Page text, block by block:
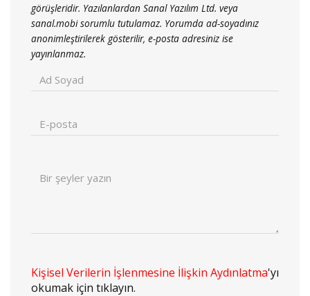
görüşleridir. Yazılanlardan Sanal Yazılım Ltd. veya
sanal.mobi sorumlu tutulamaz. Yorumda ad-soyadınız
anonimleştirilerek gösterilir, e-posta adresiniz ise
yayınlanmaz.
Kişisel Verilerin İşlenmesine İlişkin Aydınlatma'yı
okumak için tıklayın.